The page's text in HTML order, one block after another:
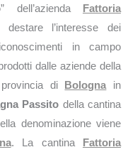
” dell’azienda Fattoria
l’interesse dei
in campo
dalle aziende della
di Bologna in
Passito della cantina
denominazione viene
. La cantina Fattoria